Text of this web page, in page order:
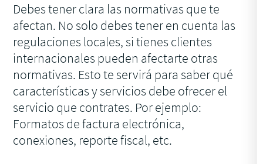
Debes tener clara las normativas que te
afectan. No solo debes tener en cuenta las
regulaciones locales, si tienes clientes
internacionales pueden afectarte otras
normativas. Esto te servirá para saber qué
características y servicios debe ofrecer el
servicio que contrates. Por ejemplo:
Formatos de factura electrónica,
conexiones, reporte fiscal, etc.